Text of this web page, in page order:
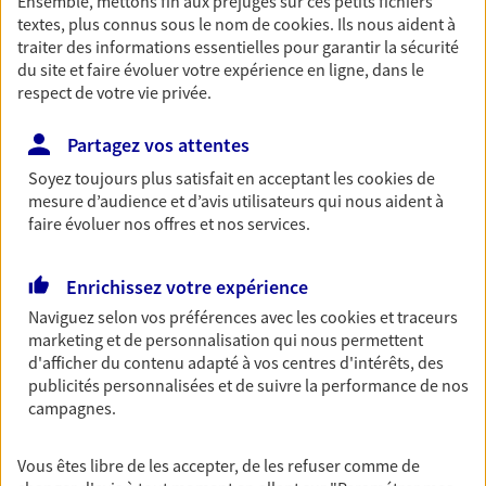
Découvrir les offres Épargne
Retraite
Préparez sereinement ce nouveau chapitre de
votre vie avec les conseils d'un expert. Découvrez
notre solution PER (Plan Epargne Retraite)
spécialement conçue pour la retraite.
Prévoyance
Pour un avenir serein, assurez-vous avec notre
contrat prévoyance. Préservez vos proches en cas
d'accident ou de maladie en optant pour les
garanties incapacité temporaire totale de travail,
Découvrir l'offre Prévoyance
textes, plus connus sous le nom decookies. Ils nous aident à
traiter des informations essentielles pour garantir la sécurité
du site et faire évoluer votre expérience en ligne, dans le
respect de votre vie privée.
Partagez vos attentes
Soyez toujours plus satisfait en acceptant lescookiesde
mesure d’audience et d’avis utilisateurs qui nous aident à
faire évoluer nos offres et nos services.
Enrichissez votre expérience
Naviguez selon vos préférences avec lescookies et traceurs
marketing et de personnalisation qui nous permettent
d'afficher du contenu adapté à vos centres d'intérêts, des
publicités personnalisées et de suivre la performance de nos
campagnes.
Vous êtes libre de les accepter, de les refuser comme de